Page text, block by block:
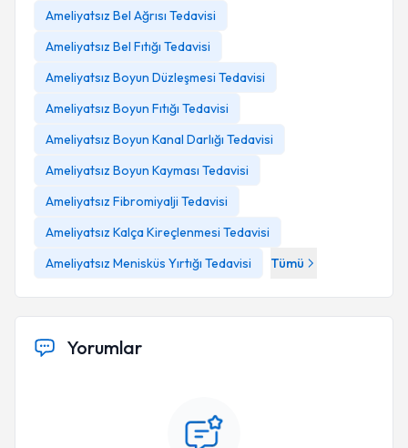
Ameliyatsız Bel Ağrısı Tedavisi
Ameliyatsız Bel Fıtığı Tedavisi
Ameliyatsız Boyun Düzleşmesi Tedavisi
Ameliyatsız Boyun Fıtığı Tedavisi
Ameliyatsız Boyun Kanal Darlığı Tedavisi
Ameliyatsız Boyun Kayması Tedavisi
Ameliyatsız Fibromiyalji Tedavisi
Ameliyatsız Kalça Kireçlenmesi Tedavisi
Ameliyatsız Menisküs Yırtığı Tedavisi
Tümü
Yorumlar